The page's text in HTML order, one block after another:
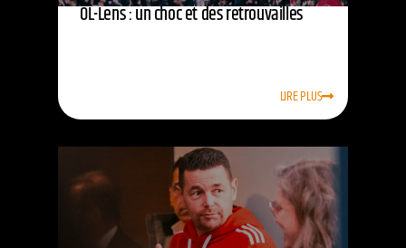
OL-Lens : un choc et des retrouvailles
LIRE PLUS